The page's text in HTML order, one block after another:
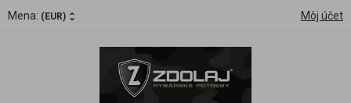
Mena: (EUR) Môj účet